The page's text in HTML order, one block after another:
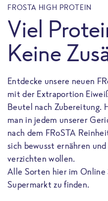
FROSTA HIGH PROTEIN
Viel
Keine
Entdecke unsere neuen
mit der Extraportion
Beutel nach Zubereitung.
man in jedem unserer
nach dem FRoSTA
sich bewusst ernähren
verzichten wollen.
Alle Sorten hier im Online
Supermarkt zu finden.